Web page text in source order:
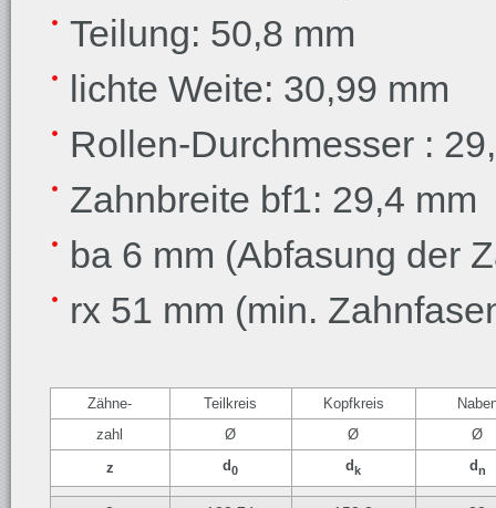
Teilung: 50,8 mm
lichte Weite: 30,99 mm
Rollen-Durchmesser :
Zahnbreite bf1: 29,4 mm
ba 6 mm (Abfasung der
rx 51 mm (min.
Zähne- Teilkreis Kopfkreis
zahl
Ø Ø
Ø
z
d0 dk dn